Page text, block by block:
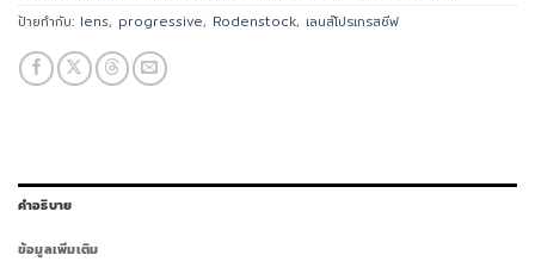
ป้ายกำกับ: lens, progressive, Rodenstock, เลนส์โปรเกรสซีฟ
คำอธิบาย
ข้อมูลเพิ่มเติม